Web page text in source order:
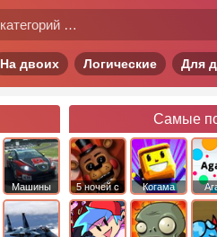
На двоих Логические Для
Машины
Самые
5 ночей с
фредди
Когама